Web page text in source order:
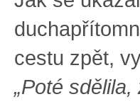
cestu zpět,
„Poté